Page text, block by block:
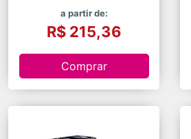
a partir de:
R$ 215,36
Comprar